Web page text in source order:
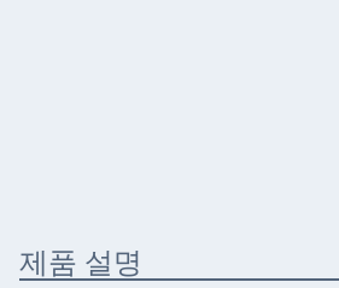
제품 설명